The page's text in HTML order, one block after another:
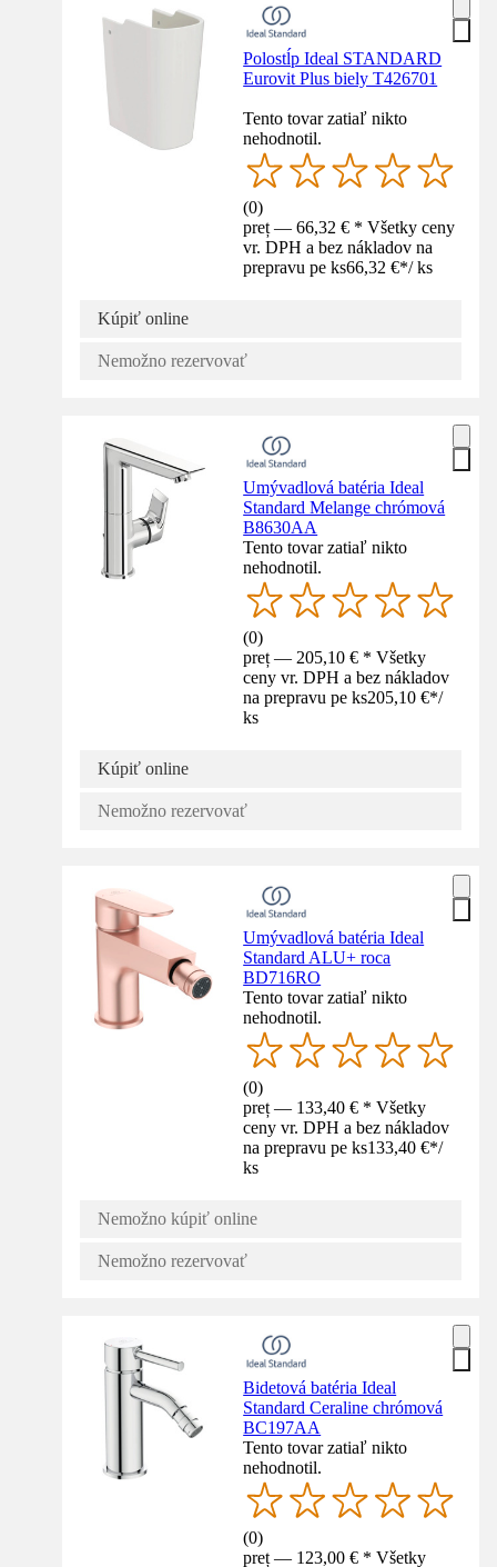
Polostĺp Ideal STANDARD
Eurovit Plus biely T426701
Tento tovar zatiaľ nikto
nehodnotil.
(0)
preț — 66,32 € * Všetky ceny
vr. DPH a bez nákladov na
prepravu pe ks66,32 €*/ ks
Kúpiť online
Nemožno rezervovať
Umývadlová batéria Ideal
Standard Melange chrómová
B8630AA
Tento tovar zatiaľ nikto
nehodnotil.
(0)
preț — 205,10 € * Všetky
ceny vr. DPH a bez nákladov
na prepravu pe ks205,10 €*/
ks
Kúpiť online
Nemožno rezervovať
Umývadlová batéria Ideal
Standard ALU+ roca
BD716RO
Tento tovar zatiaľ nikto
nehodnotil.
(0)
preț — 133,40 € * Všetky
ceny vr. DPH a bez nákladov
na prepravu pe ks133,40 €*/
ks
Nemožno kúpiť online
Nemožno rezervovať
Bidetová batéria Ideal
Standard Ceraline chrómová
BC197AA
Tento tovar zatiaľ nikto
nehodnotil.
(0)
preț — 123,00 € * Všetky